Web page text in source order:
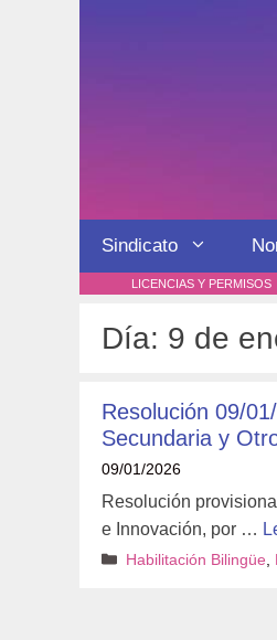
Sindicato
LICENCIAS Y PERMISOS
Día: 9 de
Resolución 09/
Secundaria y
09/01/2026
Resolución
e Innovación, por …
Categorías
Habilitación Bilingüe